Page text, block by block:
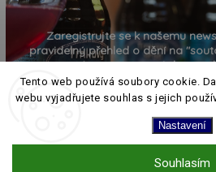
Tento web používá soubory cookie.
webu vyjadřujete souhlas s jejich
Nastavení
Souhlasím
Zaregistrujte se k našemu
pravidelný přehled o dění na
pozvánky na